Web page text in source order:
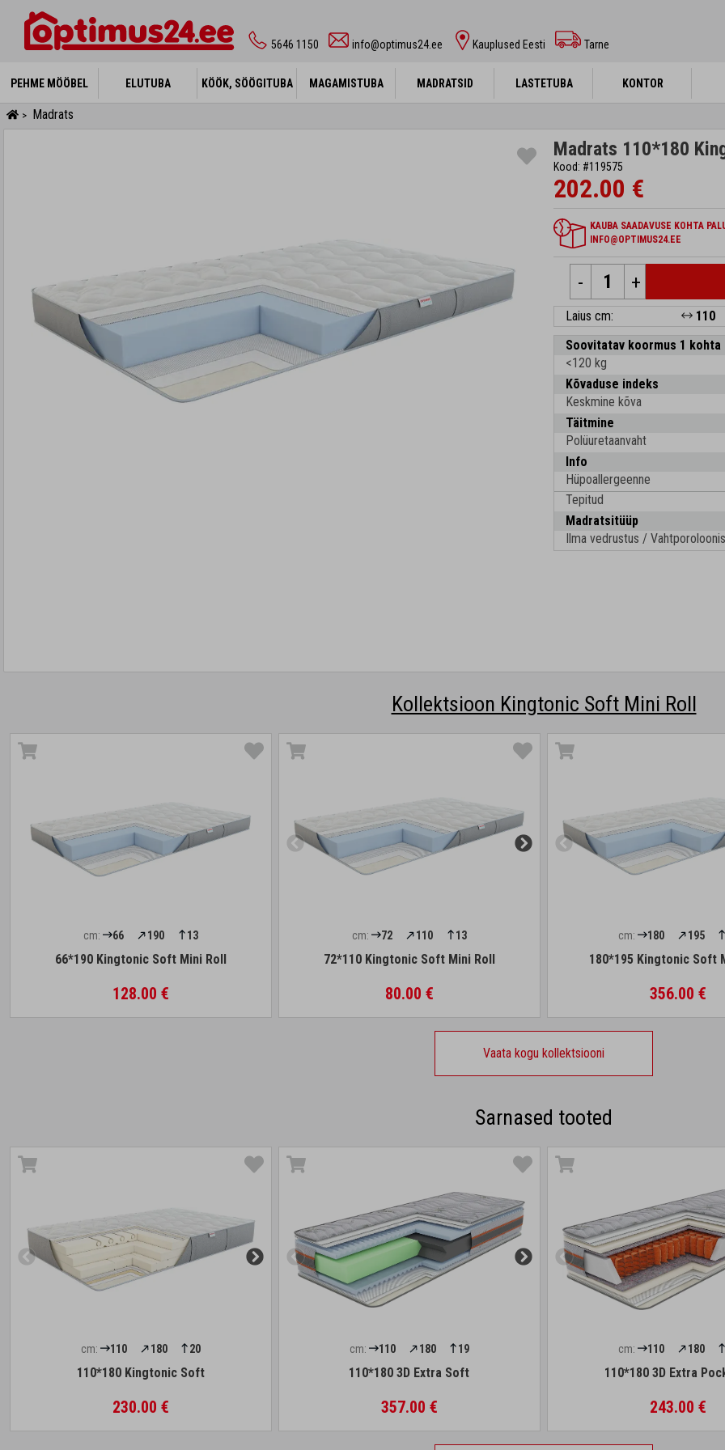
5646 1150 info@optimus24.ee Kauplused Eesti Tarne
PEHME MÖÖBEL ELUTUBA KÖÖK, SÖÖGITUBA MAGAMISTUBA MADRATSID LASTETUBA KONTOR
PEHME MÖÖBEL ELUTUBA KÖÖK, SÖÖGITUBA MAGAMISTUBA MADRATSID LASTETUBA KONTOR
> Madrats
Madrats 110*180
Kood: #119575
202.00 €
KAUBA SAADAVUSE KOHTA
INFO@OPTIMUS24.EE
- +
Laius cm:
110
Soovitatav koormus 1 kohta
<120 kg
Kõvaduse indeks
Keskmine kõva
Täitmine
Polüuretaanvaht
Info
Hüpoallergeenne
Tepitud
Madratsitüüp
Ilma vedrustus /
Kollektsioon Kingtonic Soft Mini Roll
cm: 66 190 13
66*190 Kingtonic Soft Mini Roll
128.00 €
cm: 72 110 13
72*110 Kingtonic Soft Mini Roll
80.00 €
cm: 180 195
180*195 Kingtonic Soft
356.00 €
Vaata kogu kollektsiooni
Sarnased tooted
cm: 110 180 20
110*180 Kingtonic Soft
230.00 €
cm: 110 180 19
110*180 3D Extra Soft
357.00 €
cm: 110 180
110*180 3D Extra
243.00 €